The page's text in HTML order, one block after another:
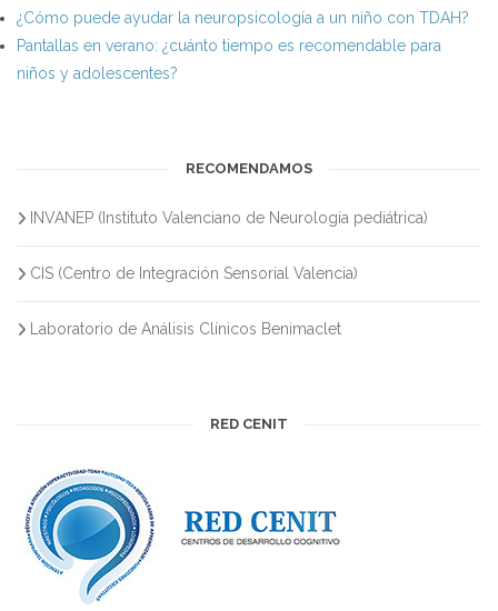
¿Cómo puede ayudar la neuropsicología a un niño con TDAH?
Pantallas en verano: ¿cuánto tiempo es recomendable para
niños y adolescentes?
RECOMENDAMOS
INVANEP (Instituto Valenciano de Neurología pediátrica)
CIS (Centro de Integración Sensorial Valencia)
Laboratorio de Análisis Clínicos Benimaclet
RED CENIT